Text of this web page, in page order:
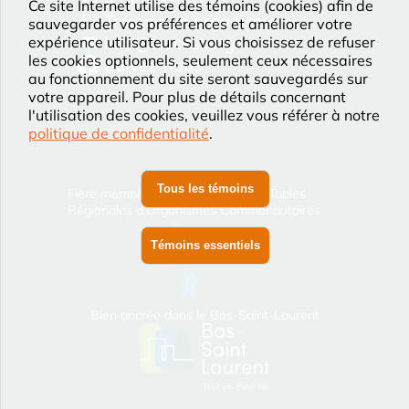
Trouver un organisme
info@trocbsl.org
Suivez-nous
Fière membre de La Coalition des Tables
Régionales d’Organismes Communautaires
Ce site Internet utilise des témoins (cookies) afin de
sauvegarder vos préférences et améliorer votre
expérience utilisateur. Si vous choisissez de refuser
les cookies optionnels, seulement ceux nécessaires
au fonctionnement du site seront sauvegardés sur
votre appareil. Pour plus de détails concernant
l'utilisation des cookies, veuillez vous référer à notre
politique de confidentialité.
Tous les témoins
Témoins essentiels